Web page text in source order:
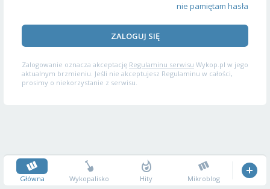
nie pamiętam hasła
ZALOGUJ SIĘ
Zalogowanie oznacza akceptację Regulaminu serwisu Wykop.pl w jego
aktualnym brzmieniu. Jeśli nie akceptujesz Regulaminu w całości,
prosimy o niekorzystanie z serwisu.
Główna Wykopalisko Hity Mikroblog